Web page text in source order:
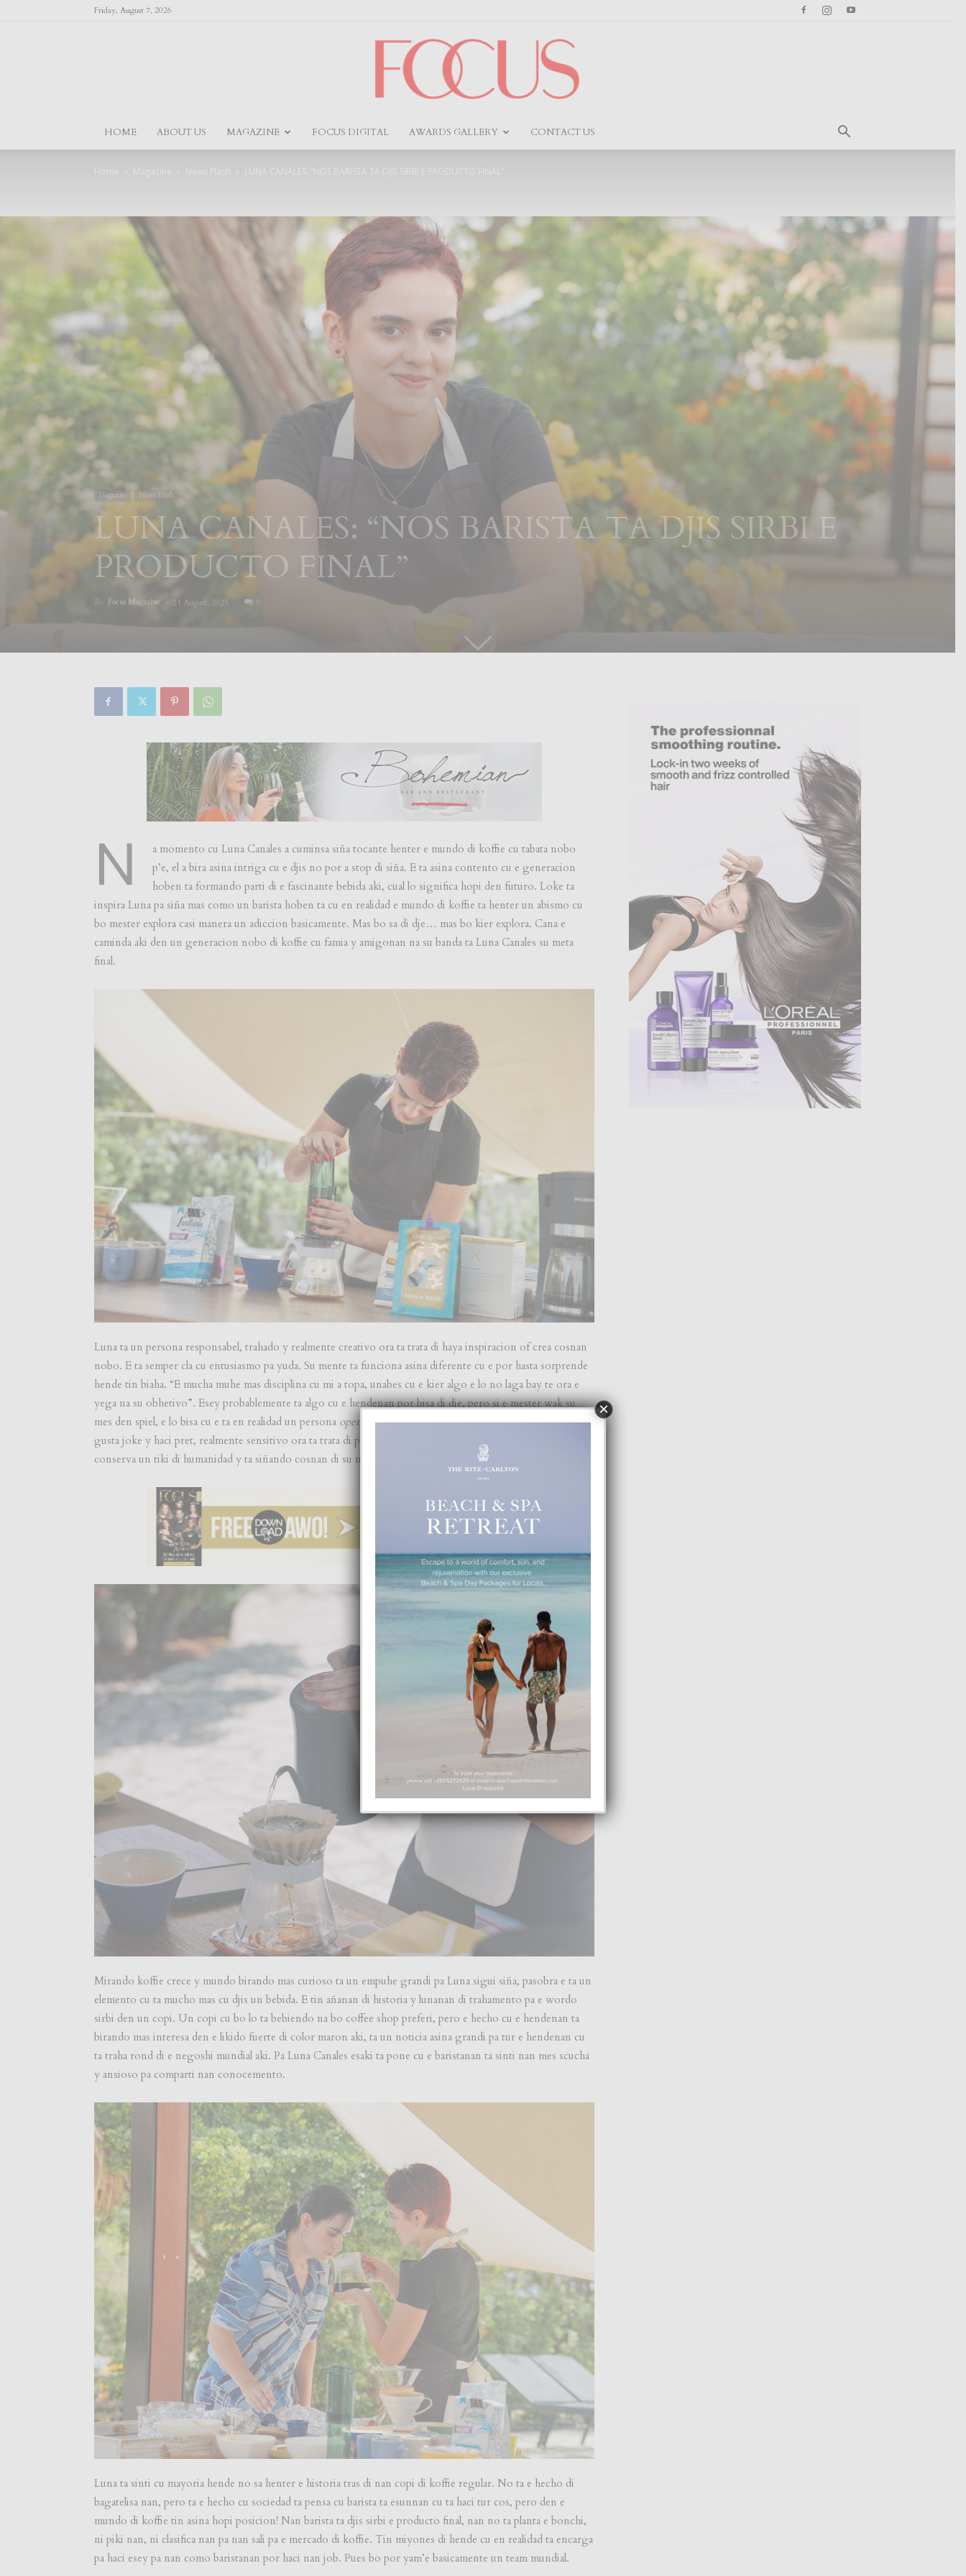
Friday, August 7, 2026
HOME ABOUT US MAGAZINE FOCUS DIGITAL AWARDS GALLERY CONTACT US
Home Magazine News Flash LUNA CANALES: “NOS BARISTA TA DJIS SIRBI E PRODUCTO FINAL”
Magazine News Flash
LUNA CANALES: “NOS BARISTA TA DJIS SIRBI E
PRODUCTO FINAL”
By Focus Magazine - 21 August, 2025 0
N
a momento cu Luna Canales a cuminsa siña tocante henter e mundo di koffie cu tabata nobo
p’e, el a bira asina intriga cu e djis no por a stop di siña. E ta asina contento cu e generacion
hoben ta formando parti di e fascinante bebida aki, cual lo significa hopi den futuro. Loke ta
inspira Luna pa siña mas como un barista hoben ta cu en realidad e mundo di koffie ta henter un abismo cu
bo mester explora casi manera un adiccion basicamente. Mas bo sa di dje… mas bo kier explora. Cana e
caminda aki den un generacion nobo di koffie cu famia y amigonan na su banda ta Luna Canales su meta
final.
Luna ta un persona responsabel, trahado y realmente creativo ora ta trata di haya inspiracion of crea cosnan
nobo. E ta semper cla cu entusiasmo pa yuda. Su mente ta funciona asina diferente cu e por hasta sorprende
hende tin biaha. “E mucha muhe mas disciplina cu mi a topa, unabes cu e kier algo e lo no laga bay te ora e
yega na su obhetivo”. Esey probablemente ta algo cu e hendenan por bisa di dje, pero si e mester wak su
mes den spiel, e lo bisa cu e ta en realidad un persona open minded, semper cla pa explora lo desconoci, cu
gusta joke y haci pret, realmente sensitivo ora ta trata di pelicula y sernan keri. Semper e lo forsa su mes pa
conserva un tiki di humanidad y ta siñando cosnan di su mes cada dia.
Mirando koffie crece y mundo birando mas curioso ta un empuhe grandi pa Luna sigui siña, pasobra e ta un
elemento cu ta mucho mas cu djis un bebida. E tin añanan di historia y lunanan di trahamento pa e wordo
sirbi den un copi. Un copi cu bo lo ta bebiendo na bo coffee shop preferi, pero e hecho cu e hendenan ta
birando mas interesa den e likido fuerte di color maron aki, ta un noticia asina grandi pa tur e hendenan cu
ta traha rond di e negoshi mundial aki. Pa Luna Canales esaki ta pone cu e baristanan ta sinti nan mes scucha
y ansioso pa comparti nan conocemento.
Luna ta sinti cu mayoria hende no sa henter e historia tras di nan copi di koffie regular. No ta e hecho di
bagatelisa nan, pero ta e hecho cu sociedad ta pensa cu barista ta esunnan cu ta haci tur cos, pero den e
mundo di koffie tin asina hopi posicion! Nan barista ta djis sirbi e producto final, nan no ta planta e bonchi,
ni piki nan, ni clasifica nan pa nan sali pa e mercado di koffie. Tin miyones di hende cu en realidad ta encarga
pa haci esey pa nan como baristanan por haci nan job. Pues bo por yam’e basicamente un team mundial.
×